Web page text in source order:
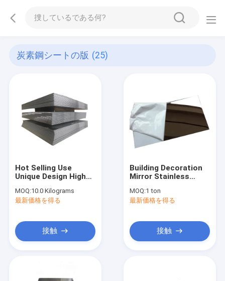
炭素鋼シートの版 (25)
Hot Selling Use
Unique Design High
Resistance Carbon
Steel Construction
MOQ:10.0 Kilograms
最新価格を得る
接触
Building Decoration
Mirror Stainless
Ripple Stainless
Steel Sheet
400 Series
MOQ:1 ton
最新価格を得る
接触